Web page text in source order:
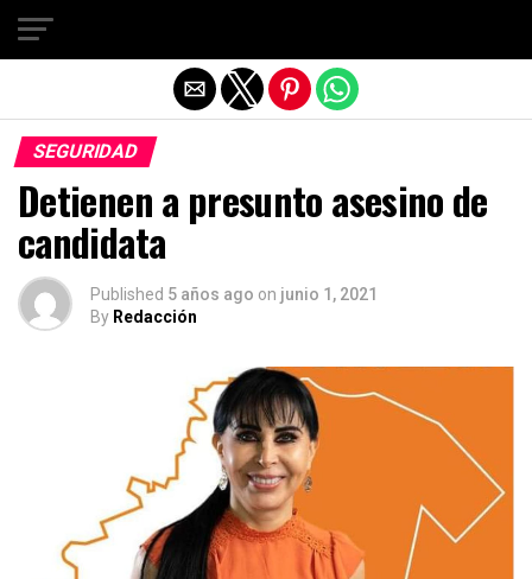
SEGURIDAD
Detienen a presunto asesino de
candidata
Published 5 años ago on junio 1, 2021
By Redacción